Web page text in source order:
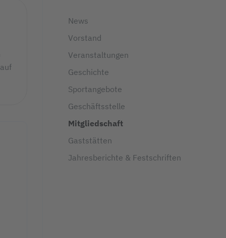
News
Vorstand
Veranstaltungen
Geschichte
Sportangebote
Geschäftsstelle
Mitgliedschaft
Gaststätten
Jahresberichte & Festschriften